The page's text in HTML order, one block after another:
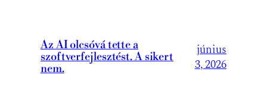
Az AI olcsóvá tette a
szoftverfejlesztést. A sikert
nem.
június
3, 2026